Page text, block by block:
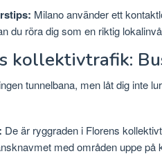
Milano använder ett
du röra dig som en riktig
kollektivtrafik:
tunnelbana, men låt dig inte
De är ryggraden i Florens
med områden uppe på